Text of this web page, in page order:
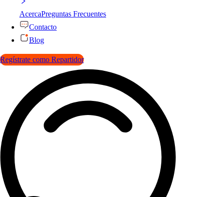
AcercaPreguntas Frecuentes
Contacto
Blog
Regístrate como Repartidor